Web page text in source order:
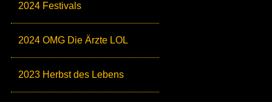
2024 Festivals
2024 OMG Die Ärzte LOL
2023 Herbst des Lebens